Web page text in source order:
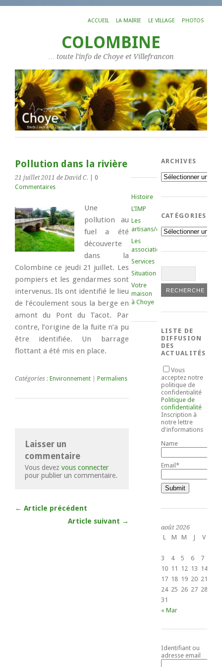
ACCUEIL LA MAIRIE LE VILLAGE PHOTOS
COLOMBINE
… toute l'info de Choye et Villefrancon
Pollution dans la rivière
21 juillet 2011 de David C.
0
Commentaires
Une
pollution au
fuel a été
découverte
dans la
Colombine ce jeudi 21 juillet. Les
pompiers et les gendarmes sont
intervenus. Ils ont identifié le lieu
de l’écoulement sous la berge en
amont du Pont du Tacot. Par
contre, l’origine de la fuite n’a pu
être identifiée. Un barrage
flottant a été mis en place.
Catégories : Environnement Permaliens
Laisser un
commentaire
Vous devez vous connecter
pour publier un commentaire.
← Article précédent
Article suivant →
Histoire
L’IMP
Les
artisans/commerçants
Les
associations
Services
Situation
Votre
maison
à Choye
ARCHIVES
Archives
CATÉGORIES
Catégories
LISTE DE
DIFFUSION
DES
ACTUALITÉS
Vous
acceptez notre
politique de
confidentialité
Politique de
confidentialité
Inscription à
notre lettre
d'informations
Name
Email*
août 2026
L
M M J V
3
4 5 6 7
10 11 12 13 14
17 18 19 20 21
24 25 26 27 28
31
« Mar
Identifiant ou
adresse email